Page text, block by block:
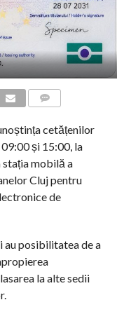
cetățenilor
și 15:00, la
mobilă a
Cluj pentru
de
au posibilitatea de a
la alte sedii